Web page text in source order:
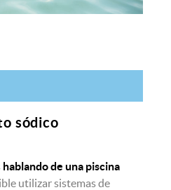
sódico
hablando de una piscina
utilizar sistemas de